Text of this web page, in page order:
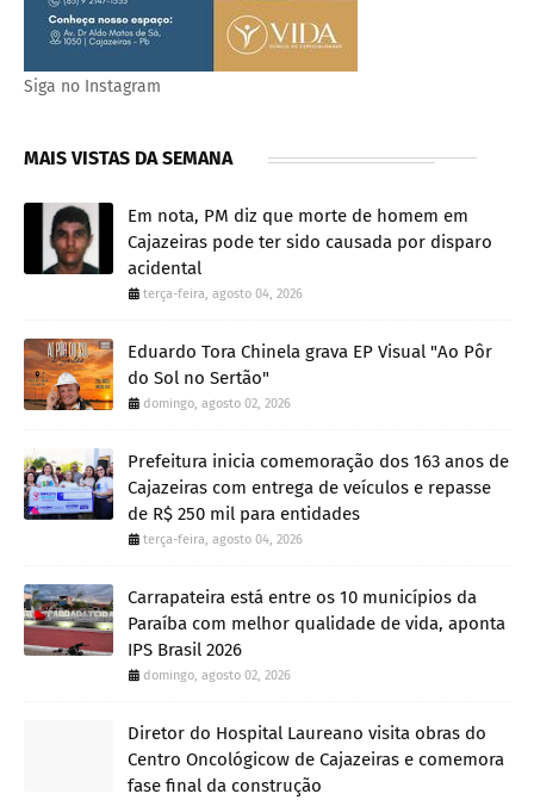
Siga no Instagram
MAIS VISTAS DA SEMANA
Em nota, PM diz que morte de homem em
Cajazeiras pode ter sido causada por disparo
acidental
terça-feira, agosto 04, 2026
Eduardo Tora Chinela grava EP Visual "Ao Pôr
do Sol no Sertão"
domingo, agosto 02, 2026
Prefeitura inicia comemoração dos 163 anos de
Cajazeiras com entrega de veículos e repasse
de R$ 250 mil para entidades
terça-feira, agosto 04, 2026
Carrapateira está entre os 10 municípios da
Paraíba com melhor qualidade de vida, aponta
IPS Brasil 2026
domingo, agosto 02, 2026
Diretor do Hospital Laureano visita obras do
Centro Oncológicow de Cajazeiras e comemora
fase final da construção